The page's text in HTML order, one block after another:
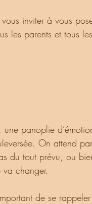
les parents et tous
On attend
du tout prévu, ou
va changer.